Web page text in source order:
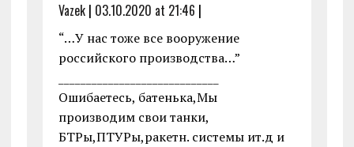
Vazek| 03.10.2020 at 21:46 |
“…У нас тоже все вооружение
российского производства…”
Ошибаетесь, батенька,Мы
производим свои танки,
БТРы,ПТУРы,ракетн. системы ит.д и